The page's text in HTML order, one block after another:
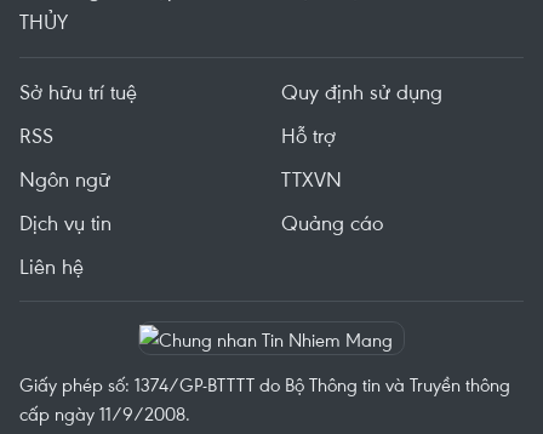
THỦY
Sở hữu trí tuệ
Quy định sử dụng
RSS
Hỗ trợ
Ngôn ngữ
TTXVN
Dịch vụ tin
Quảng cáo
Liên hệ
Giấy phép số: 1374/GP-BTTTT do Bộ Thông tin và Truyền thông
cấp ngày 11/9/2008.